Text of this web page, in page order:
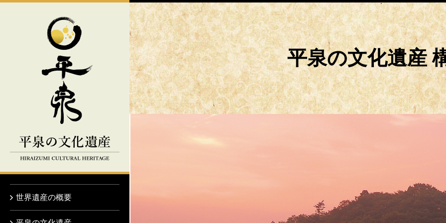
平泉の文化遺産
世界遺産の概要
平泉の文化遺産